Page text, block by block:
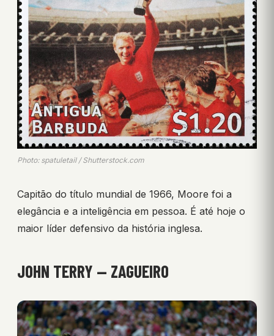
Photo: spatuletail / Shutterstock.com
Capitão do título mundial de 1966, Moore foi a
elegância e a inteligência em pessoa. É até hoje o
maior líder defensivo da história inglesa.
JOHN TERRY — ZAGUEIRO